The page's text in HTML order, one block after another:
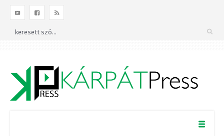
Kövess minket a